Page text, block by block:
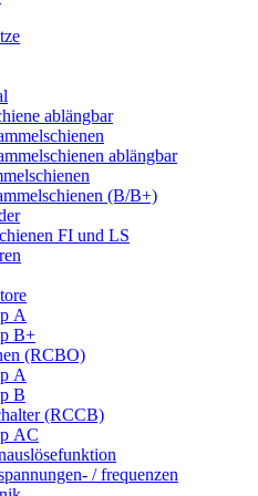
ablängbar
ablängbar
(B/B+)
FI und LS
A
B+
(RCBO)
A
B
(RCCB)
AC
/ frequenzen